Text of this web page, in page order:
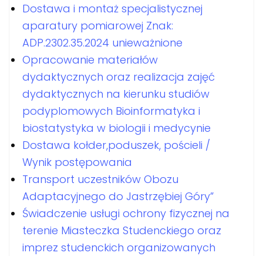
Dostawa i montaż specjalistycznej
aparatury pomiarowej Znak:
ADP.2302.35.2024 unieważnione
Opracowanie materiałów
dydaktycznych oraz realizacja zajęć
dydaktycznych na kierunku studiów
podyplomowych Bioinformatyka i
biostatystyka w biologii i medycynie
Dostawa kołder,poduszek, pościeli /
Wynik postępowania
Transport uczestników Obozu
Adaptacyjnego do Jastrzębiej Góry”
Świadczenie usługi ochrony fizycznej na
terenie Miasteczka Studenckiego oraz
imprez studenckich organizowanych